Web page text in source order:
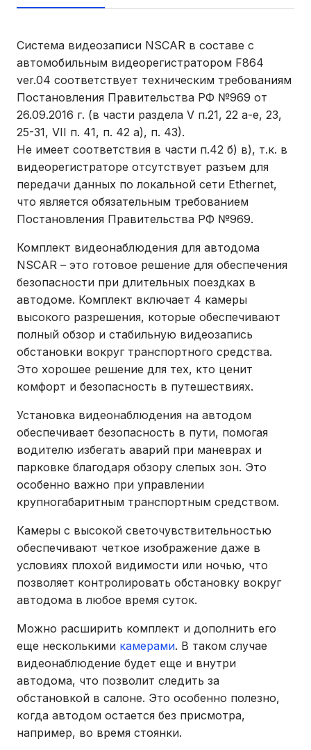
Система видеозаписи NSCAR в составе с
автомобильным видеорегистратором F864
ver.04 соответствует техническим требованиям
Постановления Правительства РФ №969 от
26.09.2016 г. (в части раздела V п.21, 22 а-е, 23,
25-31, VII п. 41, п. 42 а), п. 43).
Не имеет соответствия в части п.42 б) в), т.к. в
видеорегистраторе отсутствует разъем для
передачи данных по локальной сети Ethernet,
что является обязательным требованием
Постановления Правительства РФ №969.
Комплект видеонаблюдения для автодома
NSCAR – это готовое решение для обеспечения
безопасности при длительных поездках в
автодоме. Комплект включает 4 камеры
высокого разрешения, которые обеспечивают
полный обзор и стабильную видеозапись
обстановки вокруг транспортного средства.
Это хорошее решение для тех, кто ценит
комфорт и безопасность в путешествиях.
Установка видеонаблюдения на автодом
обеспечивает безопасность в пути, помогая
водителю избегать аварий при маневрах и
парковке благодаря обзору слепых зон. Это
особенно важно при управлении
крупногабаритным транспортным средством.
Камеры с высокой светочувствительностью
обеспечивают четкое изображение даже в
условиях плохой видимости или ночью, что
позволяет контролировать обстановку вокруг
автодома в любое время суток.
Можно расширить комплект и дополнить его
еще несколькими камерами. В таком случае
видеонаблюдение будет еще и внутри
автодома, что позволит следить за
обстановкой в салоне. Это особенно полезно,
когда автодом остается без присмотра,
например, во время стоянки.